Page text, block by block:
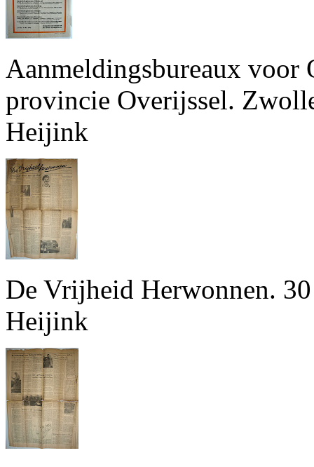
Aanmeldingsbureaux
provincie Overijssel.
Heijink
De Vrijheid Herwonnen.
Heijink